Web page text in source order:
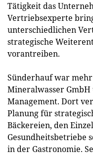
Tätigkeit das
Vertriebsexperte
unterschiedlichen
strategische
vorantreiben.
Sünderhauf war
Mineralwasser
Management. Dort
Planung für
Bäckereien, den
Gesundheitsbetriebe
in der Gastronomie.